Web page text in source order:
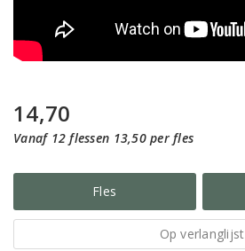
14,70
Vanaf 12 flessen 13,50 per fles
Fles
Op verlanglijst